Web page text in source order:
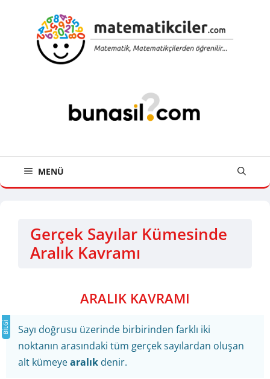
MENÜ
Gerçek Sayılar Kümesinde
Aralık Kavramı
ARALIK KAVRAMI
Sayı doğrusu üzerinde birbirinden farklı iki
noktanın arasındaki tüm gerçek sayılardan oluşan
alt kümeyearalık denir.